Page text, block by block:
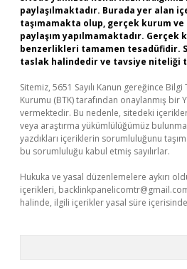
paylaşılmaktadır. Burada yer alan
taşımamakta olup, gerçek kurum
paylaşım yapılmamaktadır.
benzerlikleri tamamen tesadüfidir.
taslak halindedir ve tavsiye niteliği
Sitemiz, 5651 Sayılı Kanun gereğince
Kurumu (BTK) tarafından onaylanmış bir
vermektedir. Bu nedenle, sitedeki
veya araştırma yükümlülüğümüz
yazdıkları içeriklerin sorumluluğunu
bu sorumluluğu kabul etmiş sayılırlar.
Hukuka ve yasal düzenlemelere aykırı
içerikleri,
halinde, ilgili içerikler yasal süre